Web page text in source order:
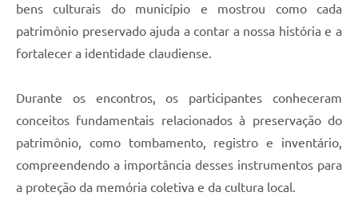
bens culturais do município e mostrou como cada
patrimônio preservado ajuda a contar a nossa história e a
fortalecer a identidade claudiense.
Durante os encontros, os participantes conheceram
conceitos fundamentais relacionados à preservação do
patrimônio, como tombamento, registro e inventário,
compreendendo a importância desses instrumentos para
a proteção da memória coletiva e da cultura local.